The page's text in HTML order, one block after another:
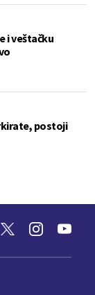
i veštačku
postoji